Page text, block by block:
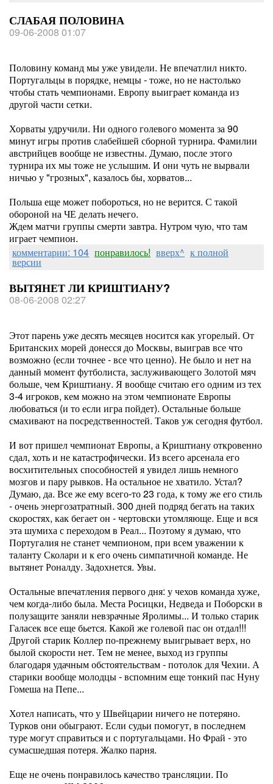
СЛАБАЯ ПОЛОВИНА
09-06-2008 01:07
Половину команд мы уже увидели. Не впечатлил никто.
Португальцы в порядке, немцы - тоже, но не настолько
чтобы стать чемпионами. Европу выиграет команда из
другой части сетки.
Хорваты удручили. Ни одного голевого момента за 90
минут игры против слабейшей сборной турнира. Фамилии
австрийцев вообще не известны. Думаю, после этого
турнира их мы тоже не услышим. И они чуть не вырвали
ничью у "грозных", казалось бы, хорватов...
Польша еще может побороться, но не верится. С такой
обороной на ЧЕ делать нечего.
Ждем матчи группы смерти завтра. Нутром чую, что там
играет чемпион.
комментарии: 104 понравилось! вверх^ к полной
версии
ВЫТЯНЕТ ЛИ КРИШТИАНУ?
08-06-2008 02:27
Этот парень уже десять месяцев носится как угорелый. От
Британских морей донесся до Москвы, выиграв все что
возможно (если точнее - все что ценно). Не было и нет на
данный момент футболиста, заслуживающего Золотой мяч
больше, чем Криштиану. Я вообще считаю его одним из тех
3-4 игроков, кем можно на этом чемпионате Европы
любоваться (и то если игра пойдет). Остальные больше
смахивают на посредственностей. Таков уж сегодня футбол.
И вот пришел чемпионат Европы, а Криштиану откровенно
сдал, хоть и не катастрофически. Из всего арсенала его
восхитительных способностей я увидел лишь немного
мозгов и пару рывков. На остальное не хватило. Устал?
Думаю, да. Все же ему всего-то 23 года, к тому же его стиль
- очень энергозатратный. 300 дней подряд бегать на таких
скоростях, как бегает он - чертовски утомляюще. Еще и вся
эта шумиха с переходом в Реал... Поэтому я думаю, что
Португалия не станет чемпионом, при всем уважении к
таланту Сколари и к его очень симпатичной команде. Не
вытянет Роналду. Задохнется. Увы.
Остальные впечатления первого дня: у чехов команда хуже,
чем когда-либо была. Места Росицки, Недведа и Поборски в
полузащите заняли невзрачные Яролимы... И только старик
Галасек все еще бьется. Какой же голевой пас он отдал!!!
Другой старик Коллер по-прежнему выигрывает верх, но
былой скорости нет. Тем не менее, выход из группы
благодаря удачным обстоятельствам - потолок для Чехии. А
старики вообще молодцы - вспомним еще тонкий пас Нуну
Гомеша на Пепе...
Хотел написать, что у Швейцарии ничего не потеряно.
Турков они обыграют. Если судьи помогут, в последнем
туре могут справиться и с португальцами. Но Фрай - это
сумасшедшая потеря. Жалко парня.
Еще не очень понравилось качество трансляции. По